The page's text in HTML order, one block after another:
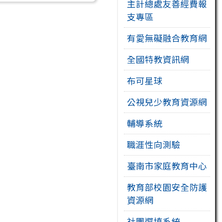
主計總處友善經費報
支專區
有愛無礙融合教育網
全國特教資訊網
布可星球
公視兒少教育資源網
輔導系統
職涯性向測驗
臺南市家庭教育中心
教育部校園安全防護
資源網